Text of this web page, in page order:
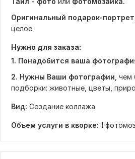
Оригинальный подарок-портрет
целое.
Нужно для заказа:
1. Понадобится ваша
2. Нужны Ваши фотографии ,
подборки: животные, цветы,
Вид: Создание коллажа
Объем услуги в кворке: 1